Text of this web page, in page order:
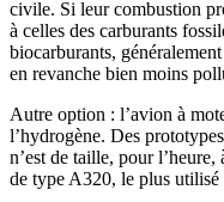
civile. Si leur combustion
à celles des carburants
biocarburants,
en revanche bien moins
Autre option : l’avion à
l’hydrogène. Des
n’est de taille, pour
de type A320, le plus utilisé